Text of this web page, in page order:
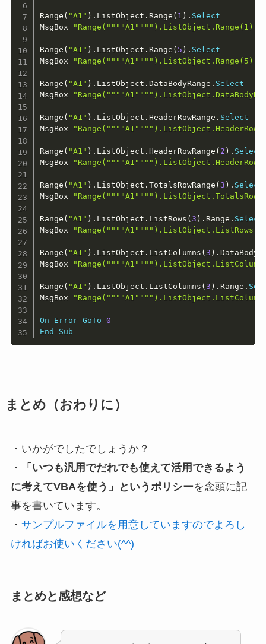
Range ( "A1" ) . ListObject . Range ( 1 ) . Select
MsgBox
Range ( "A1" ) . ListObject . Range ( 5 ) . Select
MsgBox
Range ( "A1" ) . ListObject .DataBodyRange . Select
MsgBox
Range ( "A1" ) . ListObject .HeaderRowRange . Select
MsgBox
Range ( "A1" ) . ListObject .HeaderRowRange ( 2 ) . Select
MsgBox
Range ( "A1" ) . ListObject .TotalsRowRange (3 ) . Select
MsgBox
Range ( "A1" ) . ListObject . ListRows (3 ) . Range . Select
MsgBox
Range ( "A1" ) . ListObject . ListColumns (3 ) .
MsgBox
Range ( "A1" ) . ListObject . ListColumns (3 ) . Range .
MsgBox
On Error GoTo
0
End
Sub
まとめ （おわりに）
・いかがでしたでしょうか？
・
「いつも汎用でだれでも使えて活用できるよう
に考えてVBAを使う」というポリシーを念頭に記
事を書いています。
・ サンプルファイルを用意していますのでよろし
ければお使いください(^^)
まとめと感想など